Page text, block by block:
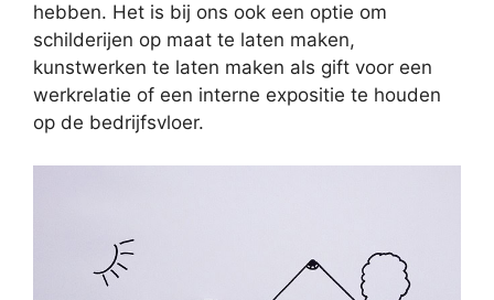
hebben. Het is bij ons ook een optie om
schilderijen op maat te laten maken,
kunstwerken te laten maken als gift voor een
werkrelatie of een interne expositie te houden
op de bedrijfsvloer.